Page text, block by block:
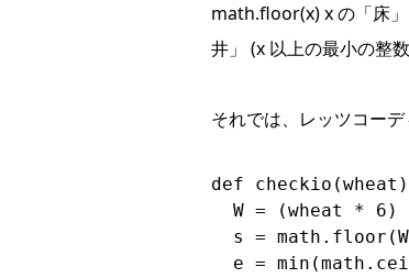
math.floor(x) x の「床
井」 (x 以上の最小の整数
それでは、レッツコーデ
def
W = (wheat * 6)
s =
e =